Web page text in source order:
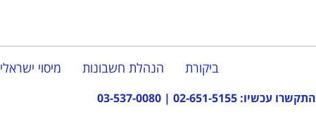
ביקורת הנהלת חשבונות מיסוי ישראלי
התקשרו עכשיו:02-651-5155
|
03-537-0080